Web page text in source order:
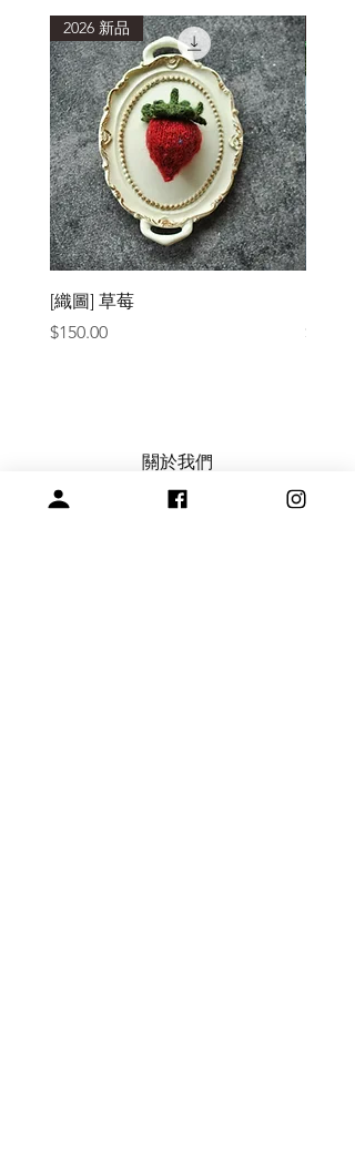
2026 新品
[織圖] 草莓
價格
$150.00
價格
關於我們
常見問題